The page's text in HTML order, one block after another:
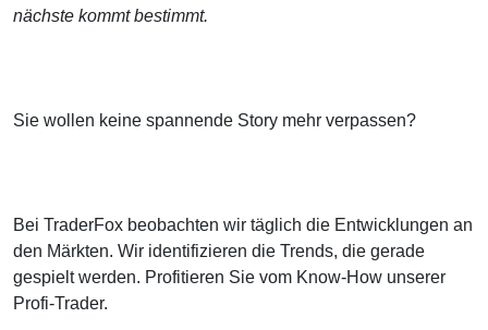
nächste kommt bestimmt.
Sie wollen keine spannende Story mehr verpassen?
Bei TraderFox beobachten wir täglich die Entwicklungen an
den Märkten. Wir identifizieren die Trends, die gerade
gespielt werden. Profitieren Sie vom Know-How unserer
Profi-Trader.